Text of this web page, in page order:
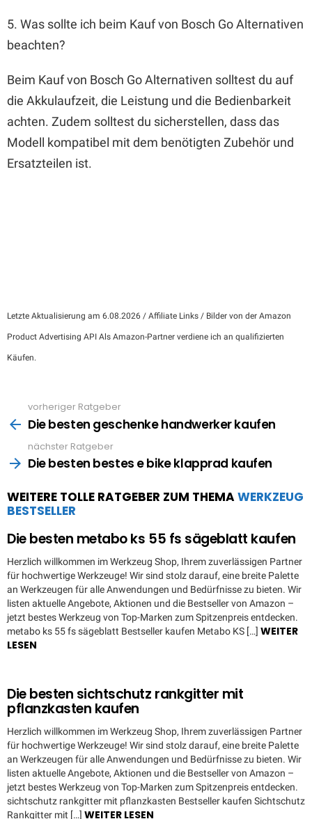
5. Was sollte ich beim Kauf von Bosch Go Alternativen
beachten?
Beim Kauf von Bosch Go Alternativen solltest du auf
die Akkulaufzeit, die Leistung und die Bedienbarkeit
achten. Zudem solltest du sicherstellen, dass das
Modell kompatibel mit dem benötigten Zubehör und
Ersatzteilen ist.
Letzte Aktualisierung am 6.08.2026 / Affiliate Links / Bilder von der Amazon
Product Advertising API Als Amazon-Partner verdiene ich an qualifizierten
Käufen.
more
vorheriger Ratgeber
Die besten geschenke handwerker kaufen
nächster Ratgeber
Die besten bestes e bike klapprad kaufen
WEITERE TOLLE RATGEBER ZUM THEMAWERKZEUG
BESTSELLER
Die besten metabo ks 55 fs sägeblatt kaufen
Herzlich willkommen im Werkzeug Shop, Ihrem zuverlässigen Partner
für hochwertige Werkzeuge! Wir sind stolz darauf, eine breite Palette
an Werkzeugen für alle Anwendungen und Bedürfnisse zu bieten. Wir
listen aktuelle Angebote, Aktionen und die Bestseller von Amazon –
jetzt bestes Werkzeug von Top-Marken zum Spitzenpreis entdecken.
metabo ks 55 fs sägeblatt Bestseller kaufen Metabo KS […] WEITER
LESEN
Die besten sichtschutz rankgitter mit
pflanzkasten kaufen
Herzlich willkommen im Werkzeug Shop, Ihrem zuverlässigen Partner
für hochwertige Werkzeuge! Wir sind stolz darauf, eine breite Palette
an Werkzeugen für alle Anwendungen und Bedürfnisse zu bieten. Wir
listen aktuelle Angebote, Aktionen und die Bestseller von Amazon –
jetzt bestes Werkzeug von Top-Marken zum Spitzenpreis entdecken.
sichtschutz rankgitter mit pflanzkasten Bestseller kaufen Sichtschutz
Rankgitter mit […] WEITER LESEN